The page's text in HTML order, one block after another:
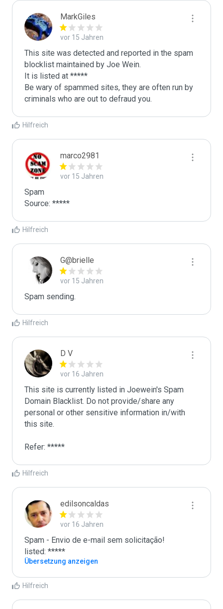
MarkGiles
vor 15 Jahren
This site was detected and reported in the spam
blocklist maintained by Joe Wein.
It is listed at *****
Be wary of spammed sites, they are often run by
criminals who are out to defraud you.
Hilfreich
marco2981
vor 15 Jahren
Spam
Source: *****
Hilfreich
G@brielle
vor 15 Jahren
Spam sending.
Hilfreich
D V
vor 16 Jahren
This site is currently listed in Joewein's Spam
Domain Blacklist. Do not provide/share any
personal or other sensitive information in/with
this site.
Refer: *****
Hilfreich
edilsoncaldas
vor 16 Jahren
Spam - Envio de e-mail sem solicitação!
listed: *****
Übersetzung anzeigen
Hilfreich